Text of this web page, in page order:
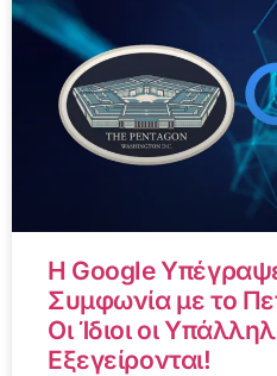
Η Google
Συμφωνία με το
Οι Ίδιοι οι
Εξεγείρονται!